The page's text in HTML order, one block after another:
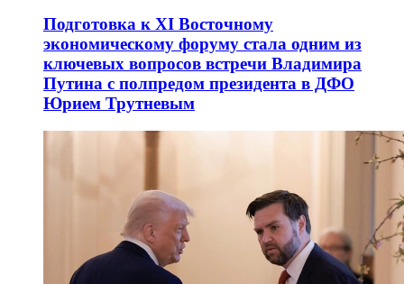
Подготовка к XI Восточному
экономическому форуму стала одним из
ключевых вопросов встречи Владимира
Путина с полпредом президента в ДФО
Юрием Трутневым